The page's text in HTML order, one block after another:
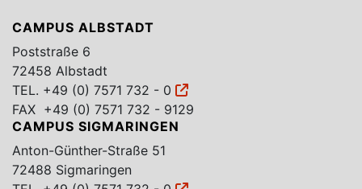
CAMPUS ALBSTADT
Poststraße 6
72458 Albstadt
TEL. +49 (0) 7571 732 - 0
FAX +49 (0) 7571 732 - 9129
CAMPUS SIGMARINGEN
Anton-Günther-Straße 51
72488 Sigmaringen